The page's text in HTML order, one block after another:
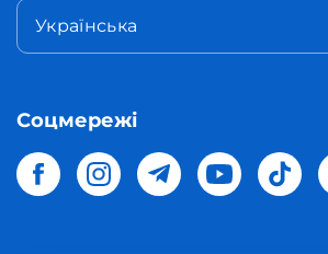
Українська
Соцмережі